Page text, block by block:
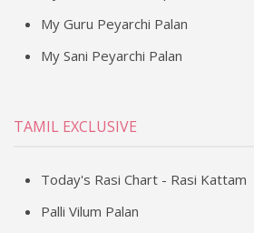
My Guru Peyarchi Palan
My Sani Peyarchi Palan
TAMIL EXCLUSIVE
Today's Rasi Chart - Rasi Kattam
Palli Vilum Palan